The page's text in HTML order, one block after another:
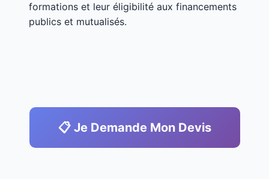
formations et leur éligibilité aux financements
publics et mutualisés.
📋 Je Demande Mon Devis